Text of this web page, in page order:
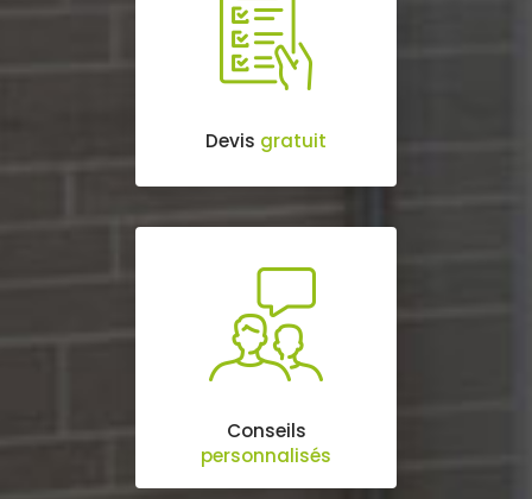
Devis gratuit
Conseils
personnalisés